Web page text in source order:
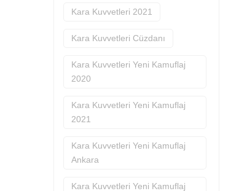
Kara Kuvvetleri 2021
Kara Kuvvetleri Cüzdanı
Kara Kuvvetleri Yeni Kamuflaj
2020
Kara Kuvvetleri Yeni Kamuflaj
2021
Kara Kuvvetleri Yeni Kamuflaj
Ankara
Kara Kuvvetleri Yeni Kamuflaj